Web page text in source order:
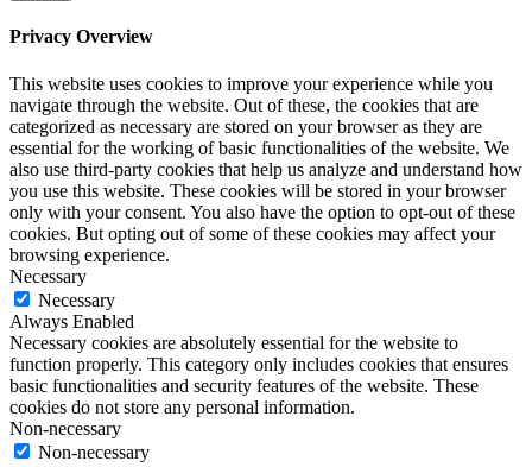
Privacy Overview
This website uses cookies to improve your experience while you
navigate through the website. Out of these, the cookies that are
categorized as necessary are stored on your browser as they are
essential for the working of basic functionalities of the website. We
also use third-party cookies that help us analyze and understand how
you use this website. These cookies will be stored in your browser
only with your consent. You also have the option to opt-out of these
cookies. But opting out of some of these cookies may affect your
browsing experience.
Necessary
Necessary
Always Enabled
Necessary cookies are absolutely essential for the website to
function properly. This category only includes cookies that ensures
basic functionalities and security features of the website. These
cookies do not store any personal information.
Non-necessary
Non-necessary